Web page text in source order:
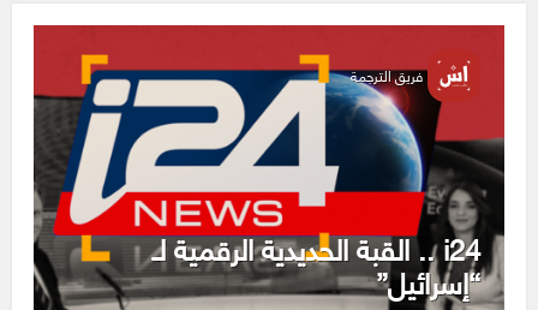
فريق الترجمة
i24 .. القبة الحديدية الرقمية لـ
“إسرائيل”